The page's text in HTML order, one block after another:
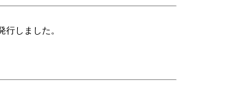
行しました。